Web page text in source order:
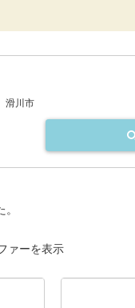
滑川市
ァーを表示